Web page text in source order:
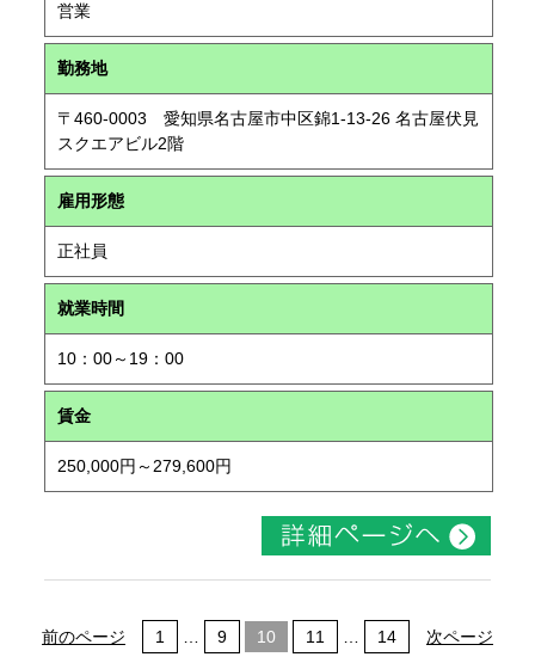
営業
勤務地
〒460-0003 愛知県名古屋市中区錦1-13-26 名古屋伏見
スクエアビル2階
雇用形態
正社員
就業時間
10：00～19：00
賃金
250,000円～279,600円
前のページ 1 9 10 11 14 次ページ